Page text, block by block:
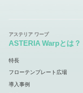
ASTERIA Warpとは？
特長
フローテンプレート広場
導入事例